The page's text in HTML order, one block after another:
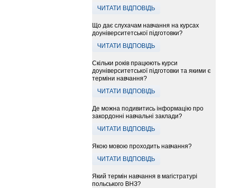
ЧИТАТИ ВІДПОВІДЬ
Що дає слухачам навчання на курсах
доуніверситетської підготовки?
ЧИТАТИ ВІДПОВІДЬ
Скільки років працюють курси
доуніверситетської підготовки та якими є
терміни навчання?
ЧИТАТИ ВІДПОВІДЬ
Де можна подивитись інформацію про
закордонні навчальні заклади?
ЧИТАТИ ВІДПОВІДЬ
Якою мовою проходить навчання?
ЧИТАТИ ВІДПОВІДЬ
Який термін навчання в магістратурі
польського ВНЗ?